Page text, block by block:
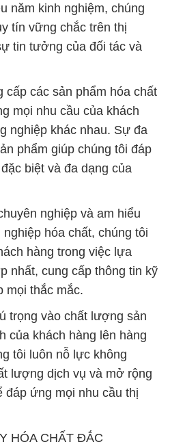
năm kinh nghiệm, chúng
tín vững chắc trên thị
tin tưởng của đối tác và
cấp các sản phẩm hóa chất
mọi nhu cầu của khách
nghiệp khác nhau. Sự đa
phẩm giúp chúng tôi đáp
biệt và đa dạng của
nghiệp và am hiểu
hóa chất, chúng tôi
hàng trong việc lựa
nhất, cung cấp thông tin kỹ
mọi thắc mắc.
trọng vào chất lượng sản
của khách hàng lên hàng
tôi luôn nỗ lực không
lượng dịch vụ và mở rộng
đáp ứng mọi nhu cầu thị
HÓA CHẤT ĐẮC